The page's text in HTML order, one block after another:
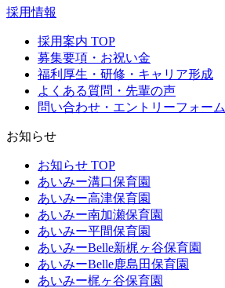
採用情報
採用案内 TOP
募集要項・お祝い金
福利厚生・研修・キャリア形成
よくある質問・先輩の声
問い合わせ・エントリーフォーム
お知らせ
お知らせ TOP
あいみー溝口保育園
あいみー高津保育園
あいみー南加瀬保育園
あいみー平間保育園
あいみーBelle新梶ヶ谷保育園
あいみーBelle鹿島田保育園
あいみー梶ヶ谷保育園